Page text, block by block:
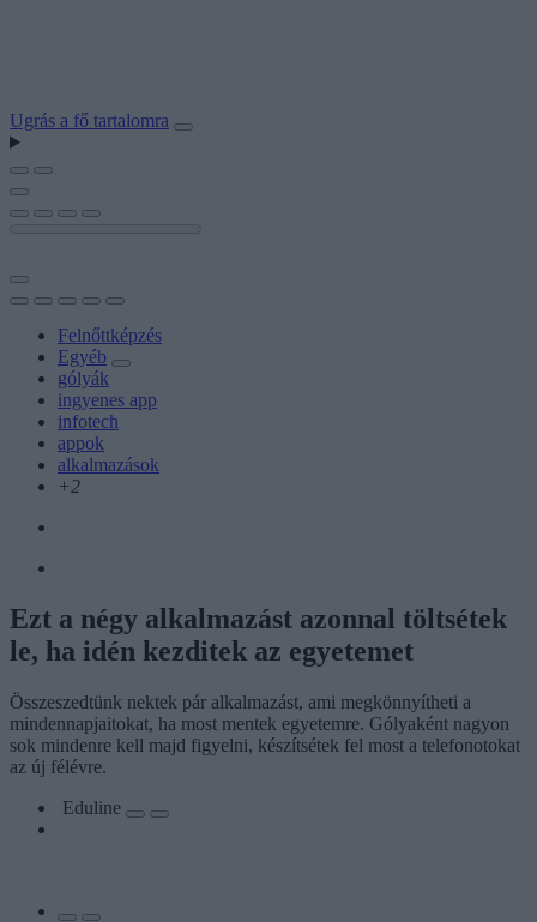
Ugrás a fő tartalomra
Felnőttképzés
Egyéb
gólyák
ingyenes app
infotech
appok
alkalmazások
+2
Ezt a négy alkalmazást azonnal töltsétek
le, ha idén kezditek az egyetemet
Összeszedtünk nektek pár alkalmazást, ami megkönnyítheti a
mindennapjaitokat, ha most mentek egyetemre. Gólyaként nagyon
sok mindenre kell majd figyelni, készítsétek fel most a telefonotokat
az új félévre.
Eduline